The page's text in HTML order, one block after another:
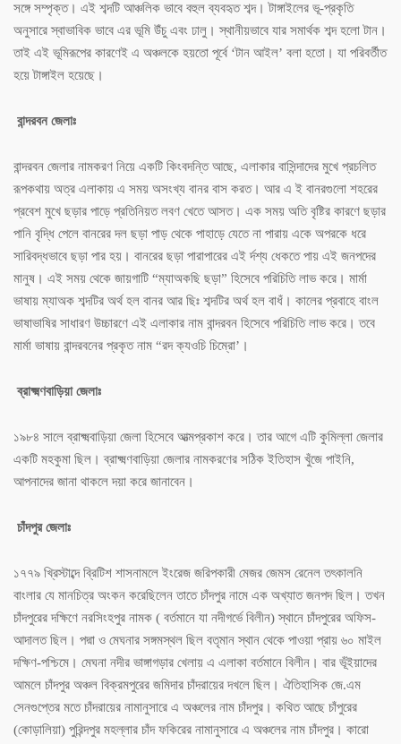
সঙ্গে সম্পৃক্ত। এই শব্দটি আঞ্চলিক ভাবে বহুল ব্যবহৃত শব্দ। টাঙ্গাইলের ভূ-প্রকৃতি
অনুসারে স্বাভাবিক ভাবে এর ভূমি উঁচু এবং ঢালু। স্থানীয়ভাবে যার সমার্থক শব্দ হলো টান।
তাই এই ভূমিরূপের কারণেই এ অঞ্চলকে হয়তো পূর্বে ‘টান আইল’ বলা হতো। যা পরিবর্তীত
হয়ে টাঙ্গাইল হয়েছে।
বান্দরবন জেলাঃ
বান্দরবন জেলার নামকরণ নিয়ে একটি কিংবদন্তি আছে, এলাকার বাসিন্দাদের মুখে প্রচলিত
রূপকথায় অত্র এলাকায় এ সময় অসংখ্য বানর বাস করত। আর এ ই বানরগুলো শহরের
প্রবেশ মুখে ছড়ার পাড়ে প্রতিনিয়ত লবণ খেতে আসত। এক সময় অতি বৃষ্টির কারণে ছড়ার
পানি বৃদ্ধি পেলে বানরের দল ছড়া পাড় থেকে পাহাড়ে যেতে না পারায় একে অপরকে ধরে
সারিবদ্ধভাবে ছড়া পার হয়। বানরের ছড়া পারাপারের এই র্দশ্য ধেকতে পায় এই জনপদের
মানুষ। এই সময় থেকে জায়গাটি “ম্যাঅকছি ছড়া” হিসেবে পরিচিতি লাভ করে। মার্মা
ভাষায় ম্যাঅক শব্দটির অর্থ হল বানর আর ছিঃ শব্দটির অর্থ হল বাধঁ। কালের প্রবাহে বাংল
ভাষাভাষির সাধারণ উচ্চারণে এই এলাকার নাম বান্দরবন হিসেবে পরিচিতি লাভ করে। তবে
মার্মা ভাষায় বান্দরবনের প্রকৃত নাম “রদ ক্যওচি চিম্রো’।
ব্রাক্ষ্মণবাড়িয়া জেলাঃ
১৯৮৪ সালে ব্রাক্ষ্মবাড়িয়া জেলা হিসেবে আত্মপ্রকাশ করে। তার আগে এটি কুমিল্লা জেলার
একটি মহকুমা ছিল। ব্রাক্ষ্মণবাড়িয়া জেলার নামকরণের সঠিক ইতিহাস খুঁজে পাইনি,
আপনাদের জানা থাকলে দয়া করে জানাবেন।
চাঁদপুর জেলাঃ
১৭৭৯ খ্রিস্টাব্দে ব্রিটিশ শাসনামলে ইংরেজ জরিপকারী মেজর জেমস রেনেল তৎকালনি
বাংলার যে মানচিত্র অংকন করেছিলেন তাতে চাঁদপুর নামে এক অখ্যাত জনপদ ছিল। তখন
চাঁদপুরের দক্ষিণে নরসিংহপুর নামক ( বর্তমানে যা নদীগর্ভে বিলীন) স্থানে চাঁদপুরের অফিস-
আদালত ছিল। পদ্মা ও মেঘনার সঙ্গমস্থল ছিল বতৃমান স্থান থেকে পাওয়া প্রায় ৬০ মাইল
দক্ষিণ-পশ্চিমে। মেঘনা নদীর ভাঙ্গাগড়ার খেলায় এ এলাকা বর্তমানে বিলীন। বার ভূঁইয়াদের
আমলে চাঁদপুর অঞ্চল বিক্রমপুরের জমিদার চাঁদরায়ের দখলে ছিল। ঐতিহাসিক জে.এম
সেনগুপ্তের মতে চাঁদরায়ের নামানুসারে এ অঞ্চলের নাম চাঁদপুর। কথিত আছে চাঁপুরের
(কোড়ালিয়া) পুরিন্দপুর মহল্লার চাঁদ ফকিরের নামানুসারে এ অঞ্চলের নাম চাঁদপুর। কারো